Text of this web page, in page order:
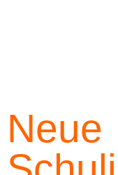
Neue